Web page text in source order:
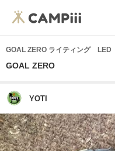
GOAL ZERO ライティング LED
GOAL ZERO
YOTI